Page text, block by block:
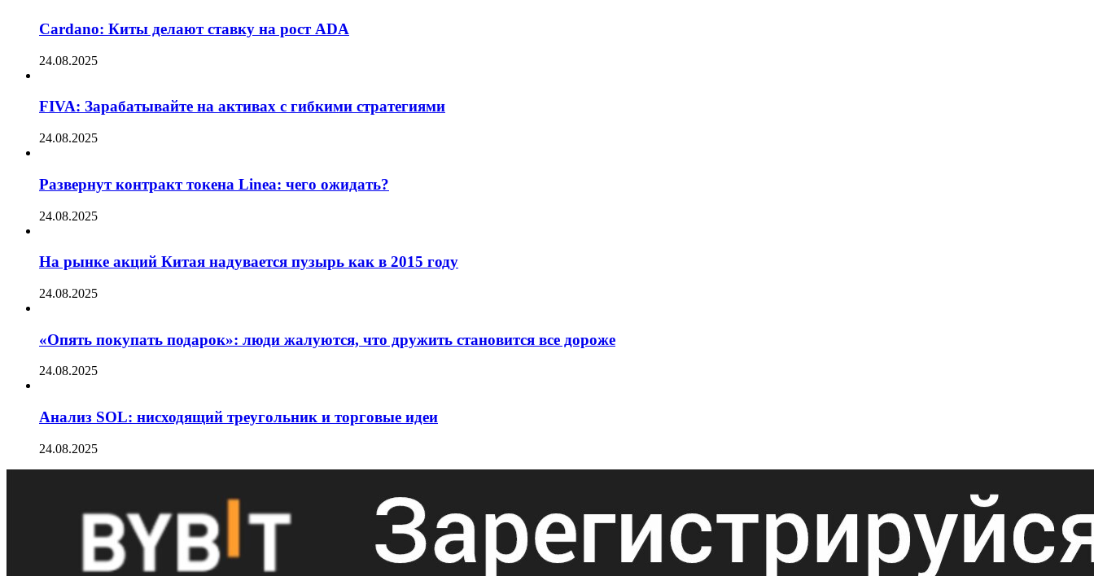
Cardano: Киты делают ставку на рост ADA
24.08.2025
FIVA: Зарабатывайте на активах с гибкими стратегиями
24.08.2025
Развернут контракт токена Linea: чего ожидать?
24.08.2025
На рынке акций Китая надувается пузырь как в 2015 году
24.08.2025
«Опять покупать подарок»: люди жалуются, что дружить становится все дороже
24.08.2025
Анализ SOL: нисходящий треугольник и торговые идеи
24.08.2025